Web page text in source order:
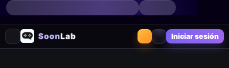
Iniciar sesión